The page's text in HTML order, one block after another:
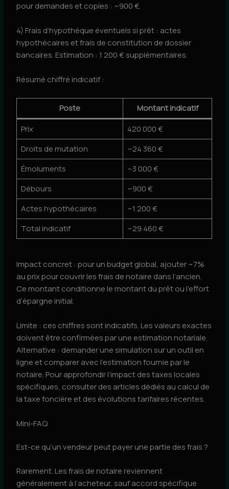
pour demandes et copies : ~900 €.
4) Frais d’hypothèque éventuels si prêt : actes
hypothécaires et frais de constitution de dossier
bancaires. Estimation : 1 200 € supplémentaires.
Résumé chiffré indicatif :
Poste
Montant indicatif
Prix
420 000 €
Droits de mutation
~24 360 €
Émoluments
~3 000 €
Débours
~900 €
Actes hypothécaires
~1 200 €
Total indicatif
~29 460 €
Impact concret : pour un budget global, ajouter ~7%
au prix pour couvrir les frais de notaire dans l’ancien.
Ce montant conditionne le montant du prêt ou l’effort
d’épargne initial.
Limite : ces chiffres sont indicatifs. Les valeurs exactes
doivent être confirmées par une estimation notariale.
Alternative : demander une simulation sur un outil en
ligne et comparer avec l’estimation fournie par le
notaire. Pour approfondir l’impact des taxes locales
spécifiques, consulter des articles dédiés au calcul de
la taxe foncière et des évolutions tarifaires récentes.
Mini-FAQ
Est-ce qu’un vendeur peut payer une partie des frais ?
Rarement. Les frais de notaire reviennent
généralement à l’acheteur, sauf accord spécifique